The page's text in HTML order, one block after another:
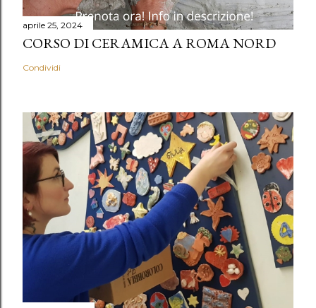
aprile 25, 2024
CORSO DI CERAMICA A ROMA NORD
Condividi